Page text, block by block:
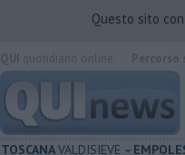
Questo sito
TOSCANAVALDISIEVE